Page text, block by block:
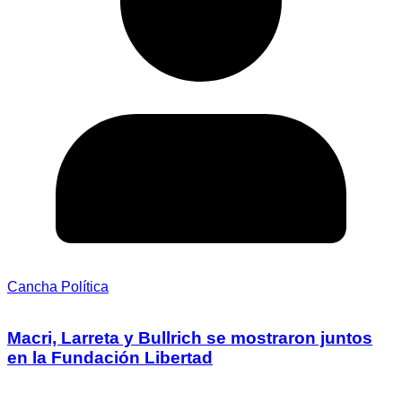
Cancha Política
Macri, Larreta y Bullrich se mostraron juntos
en la Fundación Libertad